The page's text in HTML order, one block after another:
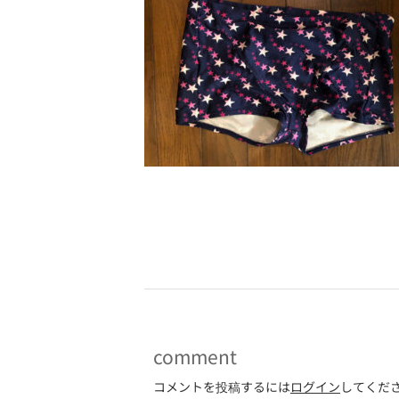
comment
コメントを投稿するにはログイン してくだ